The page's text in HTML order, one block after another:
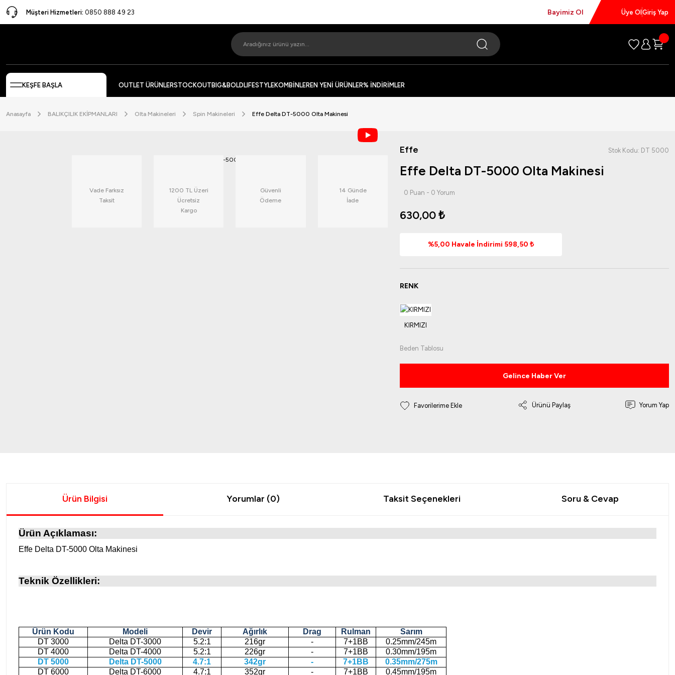
Müşteri Hizmetleri: 0850 888 49 23 Bayimiz Ol Üye OlGiriş Yap
KEŞFE BAŞLA OUTLET ÜRÜNLERSTOCKOUTBIG&BOLDLIFESTYLEKOMBİNLEREN YENİ ÜRÜNLER% İNDİRİMLER
Anasayfa BALIKÇILIK EKİPMANLARI Olta Makineleri Spin Makineleri Effe Delta DT-5000 Olta Makinesi
Vade Farksız
Taksit
1200 TL Üzeri
Ücretsiz
Kargo
Güvenli
Ödeme
14 Günde
İade
Effe Stok Kodu: DT 5000
Effe Delta DT-5000 Olta Makinesi
0 Puan - 0 Yorum
630,00 ₺
%5,00 Havale İndirimi 598,50 ₺
RENK
Beden Tablosu
Gelince Haber Ver
Ürünü Paylaş Yorum Yap
Ürün Bilgisi Yorumlar (0) Taksit Seçenekleri Soru & Cevap
Ürün Açıklaması:
Effe Delta DT-5000 Olta Makinesi
Teknik Özellikleri:
Ürün Kodu Modeli Devir Ağırlık Drag Rulman
Sarım
DT 3000
Delta DT-3000 5.2:1 216gr - 7+1BB
0.25mm/245m
DT 4000
Delta DT-4000 5.2:1 226gr - 7+1BB
0.30mm/195m
DT 5000
Delta DT-5000 4.7:1 342gr - 7+1BB
0.35mm/275m
DT 6000
Delta DT-6000 4.7:1 352gr - 7+1BB 0.45mm/195m